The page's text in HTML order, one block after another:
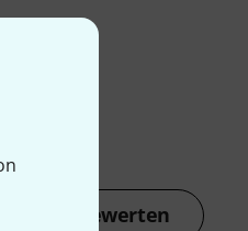
Jetzt bewerten